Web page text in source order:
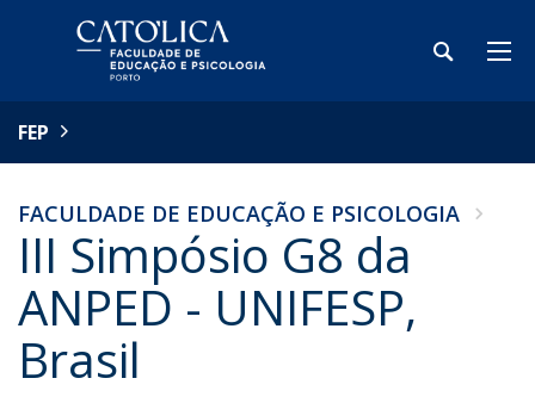
FEP
FACULDADE DE EDUCAÇÃO E PSICOLOGIA
III Simpósio G8 da
ANPED - UNIFESP,
Brasil